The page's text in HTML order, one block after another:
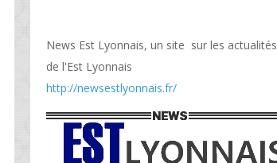
News Est Lyonnais, un site sur les actualités
de l'Est Lyonnais
http://newsestlyonnais.fr/